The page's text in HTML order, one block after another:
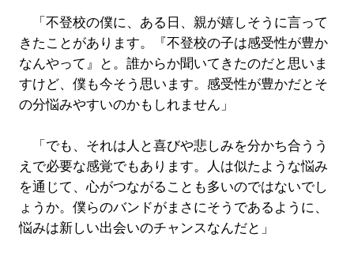
「不登校の僕に、ある日、親が嬉しそうに言って
きたことがあります。『不登校の子は感受性が豊か
なんやって』と。誰からか聞いてきたのだと思いま
すけど、僕も今そう思います。感受性が豊かだとそ
の分悩みやすいのかもしれません」
「でも、それは人と喜びや悲しみを分かち合うう
えで必要な感覚でもあります。人は似たような悩み
を通じて、心がつながることも多いのではないでし
ょうか。僕らのバンドがまさにそうであるように、
悩みは新しい出会いのチャンスなんだと」